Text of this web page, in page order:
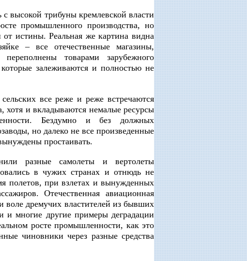
высокой трибуны кремлевской власти
промышленного производства, но
истины. Реальная же картина видна
– все отечественные магазины,
товарами зарубежного
залеживаются и полностью не
все реже и реже встречаются
хотя и вкладываются немалые ресурсы
Бездумно и без должных
но далеко не все произведенные
простаивать.
разные самолеты и вертолеты
в чужих странах и отнюдь не
полетов, при взлетах и вынужденных
Отечественная авиационная
дремучих властителей из бывших
и многие другие примеры деградации
росте промышленности, как это
чиновники через разные средства